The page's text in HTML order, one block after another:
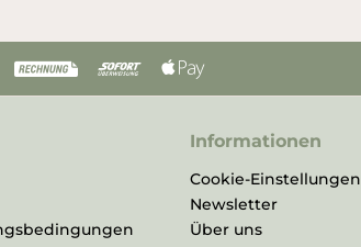
Informationen
Cookie-Einstellungen
Newsletter
Über uns